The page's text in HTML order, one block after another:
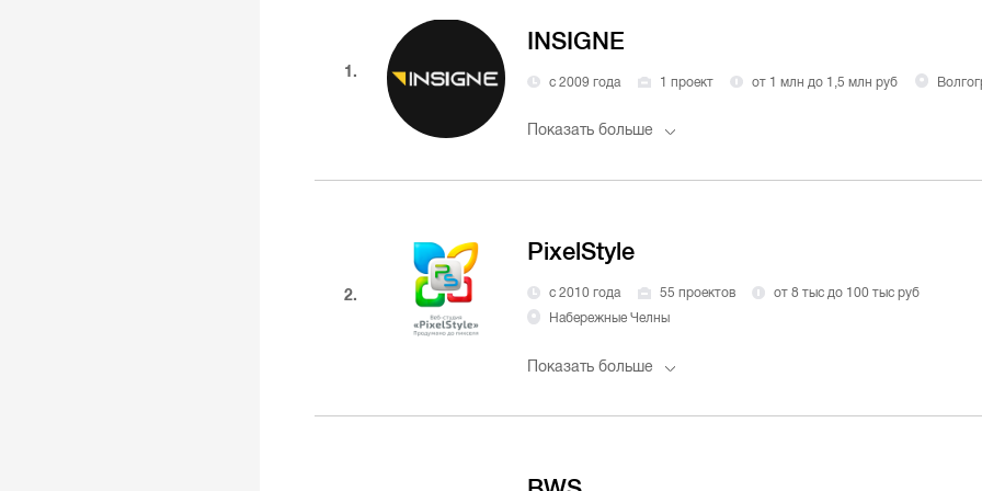
1.
INSIGNE
с 2009 года 1 проект от 1 млн до 1,5 млн руб
Показать больше
2.
PixelStyle
с 2010 года 55 проектов
от 8 тыс до 100 тыс руб
Набережные Челны
Показать больше